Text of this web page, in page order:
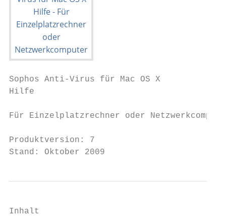
Sophos Anti-Virus für Mac OS X
Hilfe
Für Einzelplatzrechner oder
Produktversion: 7
Stand: Oktober 2009
Inhalt